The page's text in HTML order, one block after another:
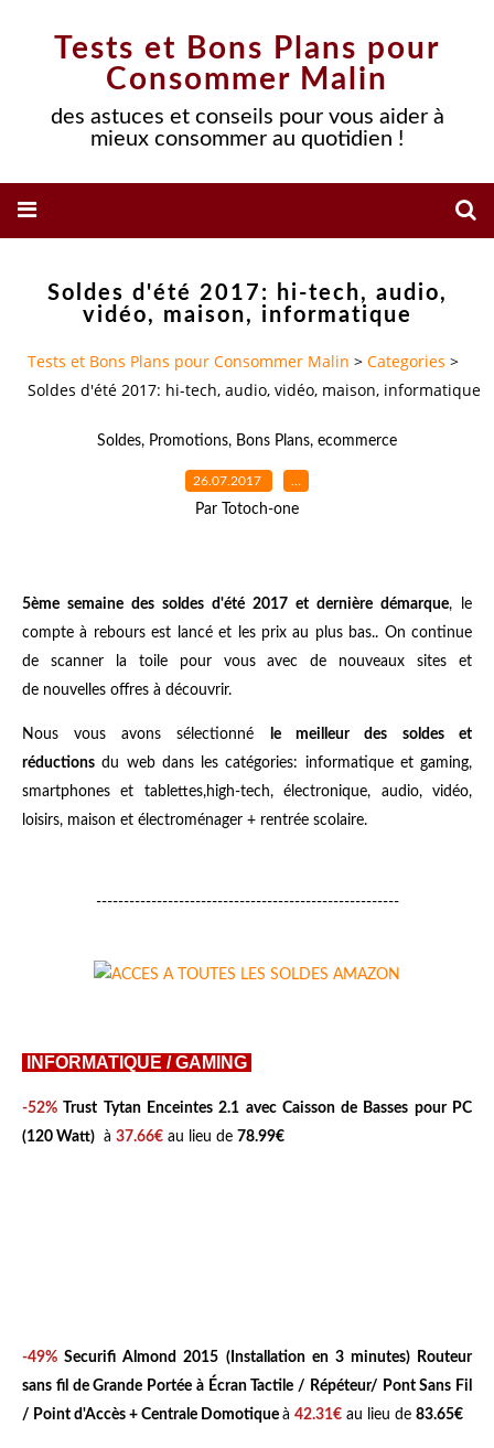
Tests et Bons Plans pour
Consommer Malin
des astuces et conseils pour vous aider à
mieux consommer au quotidien !
Soldes d'été 2017: hi-tech, audio,
vidéo, maison, informatique
Tests et Bons Plans pour Consommer Malin > Categories >
Soldes d'été 2017: hi-tech, audio, vidéo, maison, informatique
Soldes, Promotions, Bons Plans, ecommerce
26.07.2017 …
Par Totoch-one
5ème semaine des soldes d'été 2017 et dernière démarque, le
compte à rebours est lancé et les prix au plus bas.. On continue
de scanner la toile pour vous avec de nouveaux sites et
de nouvelles offres à découvrir.
Nous vous avons sélectionné le meilleur des
soldes et
réductions du web dans les catégories: informatique et gaming,
smartphones et tablettes,high-tech, électronique, audio, vidéo,
loisirs, maison et électroménager + rentrée scolaire.
-------------------------------------------------------
INFORMATIQUE / GAMING
-52%Trust Tytan Enceintes 2.1 avec Caisson de Basses pour PC
(120 Watt) à 37.66€ au lieu de 78.99€
-49%Securifi Almond 2015 (Installation en 3 minutes) Routeur
sans fil de Grande Portée à Écran Tactile / Répéteur/ Pont Sans Fil
/ Point d'Accès + Centrale Domotique à 42.31€ au lieu de 83.65€